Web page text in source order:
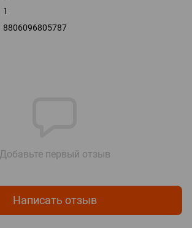
1
8806096805787
Добавьте первый отзыв
Написать отзыв